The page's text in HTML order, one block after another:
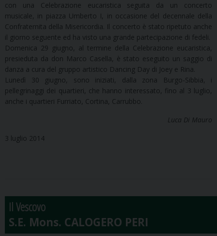
con una Celebrazione eucaristica seguita da un concerto
musicale, in piazza Umberto I, in occasione del decennale della
Confraternita della Misericordia. Il concerto è stato ripetuto anche
il giorno seguente ed ha visto una grande partecipazione di fedeli.
Domenica 29 giugno, al termine della Celebrazione eucaristica,
presieduta da don Marco Casella, è stato eseguito un saggio di
danza a cura del gruppo artistico Dancing Day di Joey e Rina.
Lunedì 30 giugno, sono iniziati, dalla zona Burgo-Sibbia, i
pellegrinaggi dei quartieri, che hanno interessato, fino al 3 luglio,
anche i quartieri Furriato, Cortina, Carrubbo.
Luca Di Mauro
3 luglio 2014
Il Vescovo